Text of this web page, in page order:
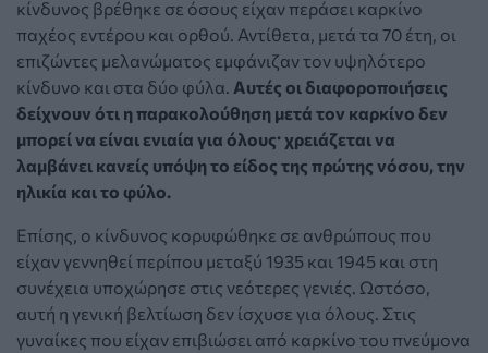
κίνδυνος βρέθηκε σε όσους είχαν περάσει καρκίνο
παχέος εντέρου και ορθού. Αντίθετα, μετά τα 70 έτη, οι
επιζώντες μελανώματος εμφάνιζαν τον υψηλότερο
κίνδυνο και στα δύο φύλα. Αυτές οι διαφοροποιήσεις
δείχνουν ότι η παρακολούθηση μετά τον καρκίνο δεν
μπορεί να είναι ενιαία για όλους· χρειάζεται να
λαμβάνει κανείς υπόψη το είδος της πρώτης νόσου, την
ηλικία και το φύλο.
Επίσης, ο κίνδυνος κορυφώθηκε σε ανθρώπους που
είχαν γεννηθεί περίπου μεταξύ 1935 και 1945 και στη
συνέχεια υποχώρησε στις νεότερες γενιές. Ωστόσο,
αυτή η γενική βελτίωση δεν ίσχυσε για όλους. Στις
γυναίκες που είχαν επιβιώσει από καρκίνο του πνεύμονα